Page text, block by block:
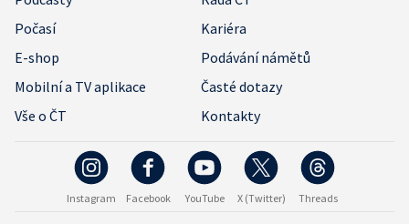
Počasí
Kariéra
E-shop
Podávání námětů
Mobilní a TV aplikace
Časté dotazy
Vše o ČT
Kontakty
Instagram Facebook YouTube X (Twitter) Threads